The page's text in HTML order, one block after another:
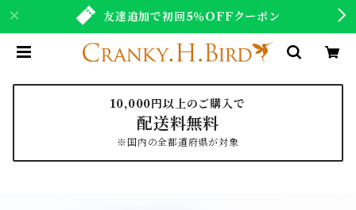
友達追加で初回5％OFFクーポン
10,000円以上のご購入で
配送料無料
※国内の全都道府県が対象